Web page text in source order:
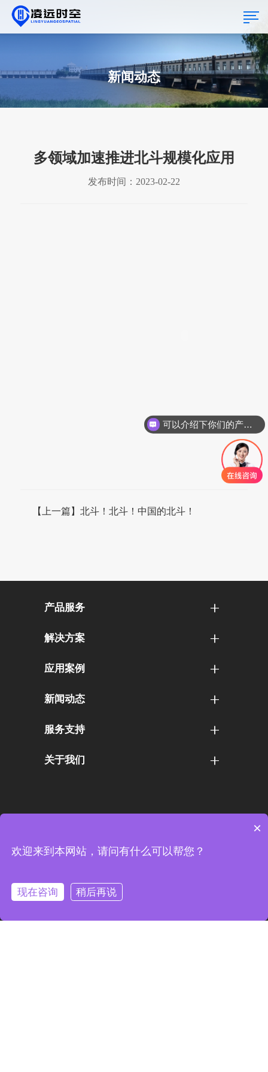
新闻动态
多领域加速推进北斗规模化应用
发布时间：2023-02-22
【上一篇】北斗！北斗！中国的北斗！
产品服务
解决方案
应用案例
新闻动态
服务支持
关于我们
可以介绍下你们的产品么
×
欢迎来到本网站，请问有什么可以帮您？
现在咨询 稍后再说